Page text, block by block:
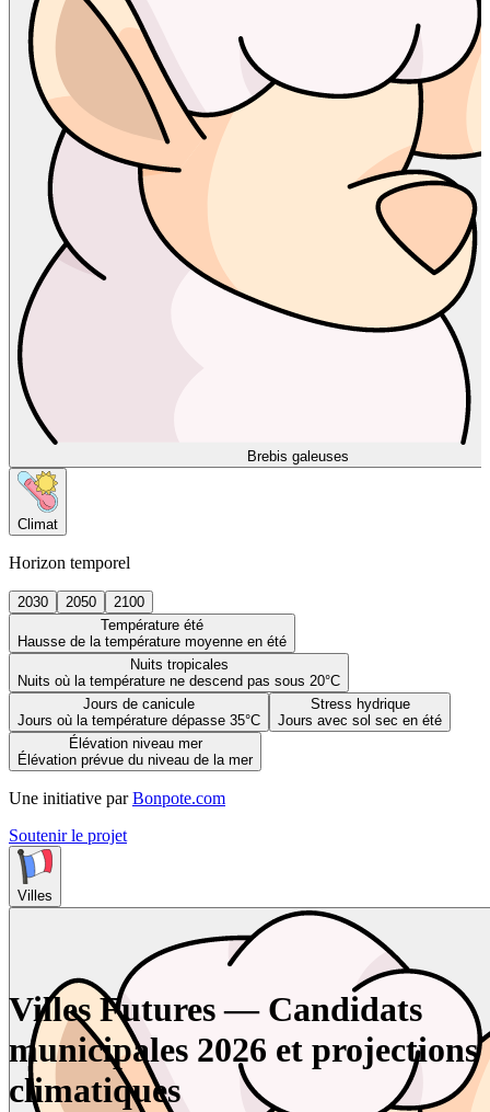
Brebis galeuses
Climat
Horizon temporel
2030 2050
2100
Température été
Hausse de la température moyenne en été
Nuits tropicales
Nuits où la température ne descend pas sous 20°C
Jours de canicule
Jours où la température dépasse 35°C
Stress hydrique
Jours avec sol sec en été
Élévation niveau mer
Élévation prévue du niveau de la mer
Une initiative par Bonpote.com
Soutenir le projet
Villes
Villes Futures — Candidats
municipales 2026 et projections
climatiques